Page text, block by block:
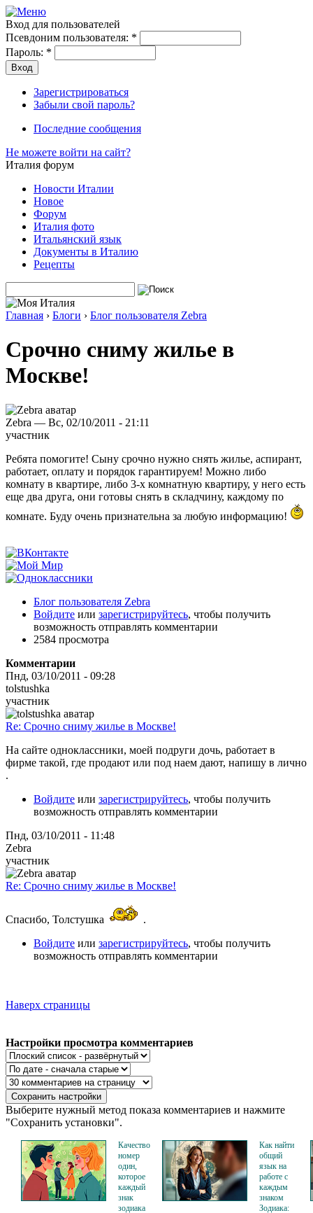
Вход для пользователей
Псевдоним пользователя: *
Пароль: *
Зарегистрироваться
Забыли свой пароль?
Последние сообщения
Не можете войти на сайт?
Италия форум
Новости Италии
Новое
Форум
Италия фото
Итальянский язык
Документы в Италию
Рецепты
Главная › Блоги › Блог пользователя Zebra
Срочно сниму жилье в
Москве!
Zebra — Вс, 02/10/2011 - 21:11
участник
Ребята помогите! Сыну срочно нужно снять жилье, аспирант,
работает, оплату и порядок гарантируем! Можно либо
комнату в квартире, либо 3-х комнатную квартиру, у него есть
еще два друга, они готовы снять в складчину, каждому по
комнате. Буду очень признательна за любую информацию!
Блог пользователя Zebra
Войдите или зарегистрируйтесь, чтобы получить
возможность отправлять комментарии
2584 просмотра
Комментарии
Пнд, 03/10/2011 - 09:28
tolstushka
участник
Re: Срочно сниму жилье в Москве!
На сайте одноклассники, моей подруги дочь, работает в
фирме такой, где продают или под наем дают, напишу в лично
.
Войдите или зарегистрируйтесь, чтобы получить
возможность отправлять комментарии
Пнд, 03/10/2011 - 11:48
Zebra
участник
Re: Срочно сниму жилье в Москве!
Спасибо, Толстушка
.
Войдите или зарегистрируйтесь, чтобы получить
возможность отправлять комментарии
Наверх страницы
Настройки просмотра комментариев
Выберите нужный метод показа комментариев и нажмите
"Сохранить установки".
Качество
номер
один,
которое
каждый
знак
зодиака
Как найти
общий
язык на
работе с
каждым
знаком
Зодиака: